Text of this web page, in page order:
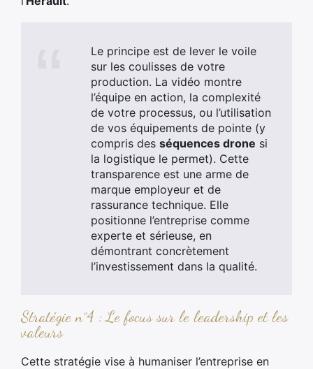
Le principe est de lever le voile
sur les coulisses de votre
production. La vidéo montre
l’équipe en action, la complexité
de votre processus, ou l’utilisation
de vos équipements de pointe (y
compris des séquences drone si
la logistique le permet). Cette
transparence est une arme de
marque employeur et de
rassurance technique. Elle
positionne l’entreprise comme
experte et sérieuse, en
démontrant concrètement
l’investissement dans la qualité.
Stratégie n°4 : Le focus sur le leadership et les
valeurs
Cette stratégie vise à humaniser l’entreprise en